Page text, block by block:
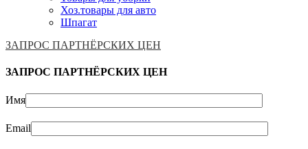
Хоз.товары для авто
Шпагат
ЗАПРОС ПАРТНЁРСКИХ ЦЕН
ЗАПРОС ПАРТНЁРСКИХ ЦЕН
Имя
Email